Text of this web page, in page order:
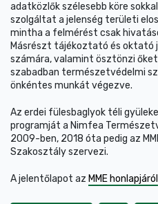
adatközlők szélesebb köre
szolgáltat a jelenség területi
mintha a felmérést csak
Másrészt tájékoztató és oktató
számára, valamint ösztönzi
szabadban természetvédelmi
önkéntes munkát végezve.
Az erdei fülesbaglyok téli
programját a Nimfea
2009-ben, 2018 óta pedig az
Szakosztály szervezi.
A jelentőlapot az MME honlapjáról